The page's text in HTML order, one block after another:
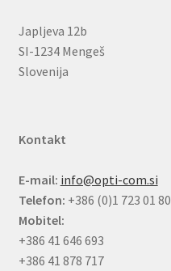
Japljeva 12b
SI-1234 Mengeš
Slovenija
Kontakt
E-mail: info@opti-com.si
Telefon: +386 (0)1 723 01 80
Mobitel:
+386 41 646 693
+386 41 878 717